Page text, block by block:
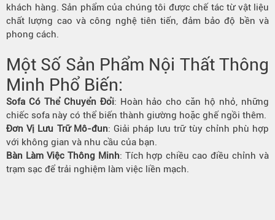
khách hàng. Sản phẩm của chúng tôi được chế tác từ vật liệu
chất lượng cao và công nghệ tiên tiến, đảm bảo độ bền và
phong cách.
Một Số Sản Phẩm Nội Thất Thông
Minh Phổ Biến:
Sofa Có Thể Chuyển Đổi: Hoàn hảo cho căn hộ nhỏ, những
chiếc sofa này có thể biến thành giường hoặc ghế ngồi thêm.
Đơn Vị Lưu Trữ Mô-đun: Giải pháp lưu trữ tùy chỉnh phù hợp
với không gian và nhu cầu của bạn.
Bàn Làm Việc Thông Minh: Tích hợp chiều cao điều chỉnh và
trạm sạc để trải nghiệm làm việc liền mạch.